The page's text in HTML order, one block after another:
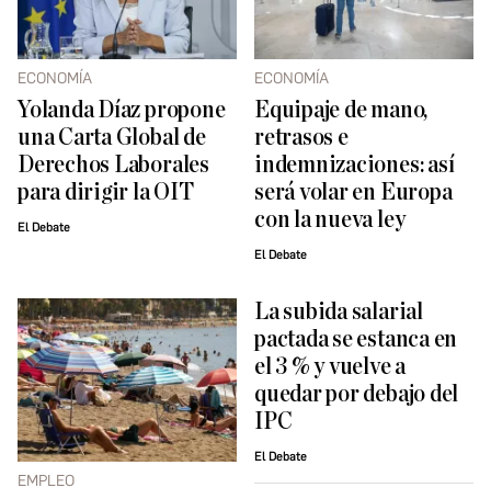
ECONOMÍA
Yolanda Díaz propone
una Carta Global de
Derechos Laborales
para dirigir la OIT
El Debate
ECONOMÍA
Equipaje de mano,
retrasos e
indemnizaciones: así
será volar en Europa
con la nueva ley
El Debate
EMPLEO
La subida salarial
pactada se estanca en
el 3 % y vuelve a
quedar por debajo del
IPC
El Debate